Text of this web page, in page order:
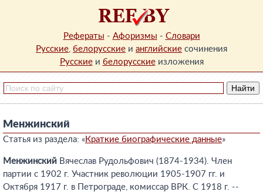
Рефераты - Афоризмы - Словари
Русские, белорусские и английские сочинения
Русскиеи белорусскиеизложения
Менжинский
Статья из раздела: «Краткие биографические данные»
Менжинский Вячеслав Рудольфович (1874-1934). Член
партии с 1902 г. Участник революции 1905-1907 гг. и
Октября 1917 г. в Петрограде, комиссар ВРК. С 1918 г. --